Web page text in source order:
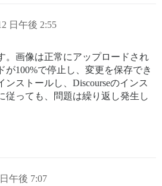
日午後 2:55
。画像は正常にアップロードされ
が100%で停止し、変更を保存でき
ンストールし、Discourseのインス
従っても、問題は繰り返し発生し
午後 7:07